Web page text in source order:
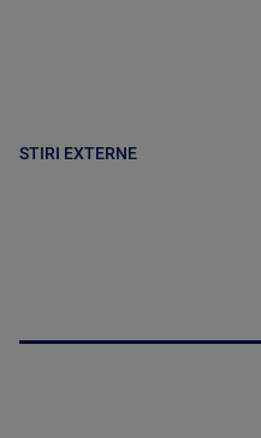
STIRI EXTERNE